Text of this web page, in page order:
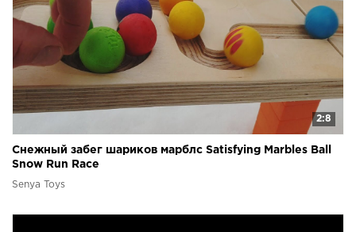
2:8
Снежный забег шариков марблс Satisfying Marbles Ball
Snow Run Race
Senya Toys